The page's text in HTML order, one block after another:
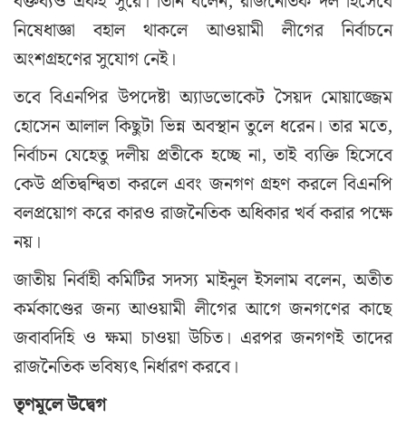
নিষেধাজ্ঞা বহাল থাকলে আওয়ামী লীগের নির্বাচনে
অংশগ্রহণের সুযোগ নেই।
তবে বিএনপির উপদেষ্টা অ্যাডভোকেট সৈয়দ মোয়াজ্জেম
হোসেন আলাল কিছুটা ভিন্ন অবস্থান তুলে ধরেন। তার মতে,
নির্বাচন যেহেতু দলীয় প্রতীকে হচ্ছে না, তাই ব্যক্তি হিসেবে
কেউ প্রতিদ্বন্দ্বিতা করলে এবং জনগণ গ্রহণ করলে বিএনপি
বলপ্রয়োগ করে কারও রাজনৈতিক অধিকার খর্ব করার পক্ষে
নয়।
জাতীয় নির্বাহী কমিটির সদস্য মাইনুল ইসলাম বলেন, অতীত
কর্মকাণ্ডের জন্য আওয়ামী লীগের আগে জনগণের কাছে
জবাবদিহি ও ক্ষমা চাওয়া উচিত। এরপর জনগণই তাদের
রাজনৈতিক ভবিষ্যৎ নির্ধারণ করবে।
তৃণমূলে উদ্বেগ